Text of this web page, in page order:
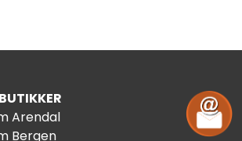
Arendal
Bergen